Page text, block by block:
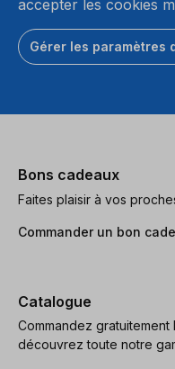
accepter les cookies
Gérer les paramètres
Bons cadeaux
Faites plaisir à vos
Commander un bon
Catalogue
Commandez
découvrez toute notre